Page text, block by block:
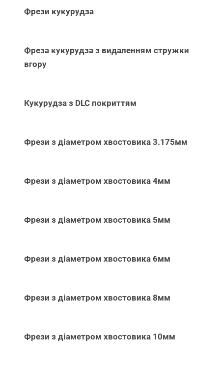
Фрези кукурудза
Фреза кукурудза з видаленням стружки
вгору
Кукурудза з DLC покриттям
Фрези з діаметром хвостовика 3.175мм
Фрези з діаметром хвостовика 4мм
Фрези з діаметром хвостовика 5мм
Фрези з діаметром хвостовика 6мм
Фрези з діаметром хвостовика 8мм
Фрези з діаметром хвостовика 10мм